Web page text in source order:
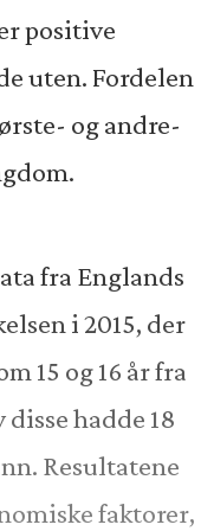
positive
uten. Fordelen
og andre-
fra Englands
i 2015, der
15 og 16 år fra
hadde 18
Resultatene
faktorer,